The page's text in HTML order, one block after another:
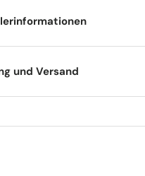
und Versand